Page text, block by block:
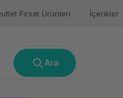
Fırsat Ürünleri İçerikler
Ara